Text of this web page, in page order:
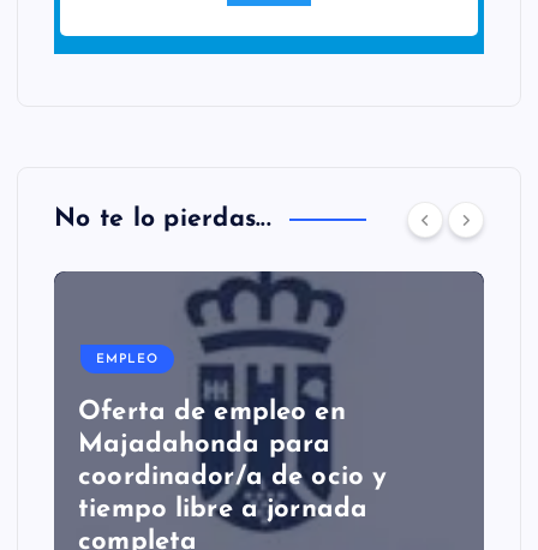
No te lo pierdas...
EMPLEO
Oferta de empleo en
Majadahonda para
coordinador/a de ocio y
tiempo libre a jornada
completa